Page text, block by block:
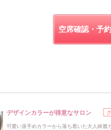
空席確認・予
デザインカラーが得意なサロン
可愛い派手めカラーから落ち着いた大人綺麗